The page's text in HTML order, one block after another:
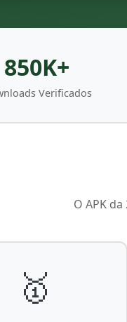
850K+
Verificados
O APK
🥇